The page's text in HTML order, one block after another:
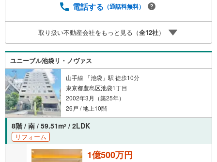
サービス新築住宅は2年、中古住宅は半年の設備修理サービ
築士同行サービス目視検査やリフォーム費用をお伝えする
などの無料サービス5.お引渡し後もしっかりサポートCSサ
ポート室がお引渡し後のお悩みもしっかりサポートします
電話する （通話料無料）
取り扱い不動産会社をもっと見る（全12社）
ユニーブル池袋リ・ノヴァス
山手線 「池袋」駅 徒歩10分
東京都豊島区池袋1丁目
2002年3月（築25年）
26戸 / 地上10階
8階 / 南 / 59.51m2 / 2LDK
リフォーム
1億500万円